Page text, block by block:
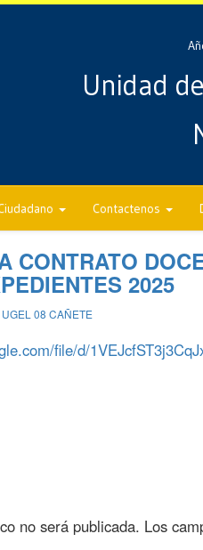
Unidad
Contactenos
CONTRATO
2025
UGEL 08 CAÑETE
file/d/
no será publicada. Los